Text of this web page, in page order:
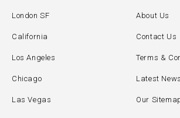
London SF
California
Los Angeles
Chicago
Las Vegas
About Us
Contact Us
Terms &
Latest News
Our